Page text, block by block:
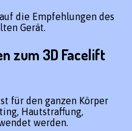
die Empfehlungen des
Gerät.
zum 3D Facelift
für den ganzen Körper
Hautstraffung,
werden.